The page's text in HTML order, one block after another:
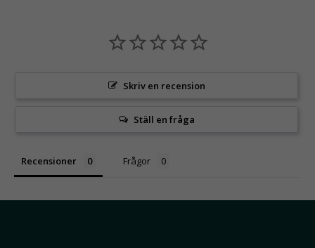
Skriv en recension
Ställ en fråga
Recensioner Frågor